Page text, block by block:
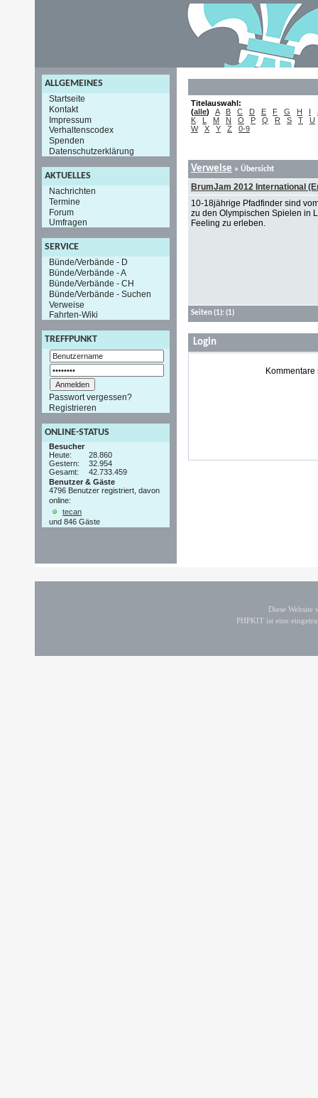
ALLGEMEINES
Startseite
Kontakt
Impressum
Verhaltenscodex
Spenden
Datenschutzerklärung
AKTUELLES
Nachrichten
Termine
Forum
Umfragen
SERVICE
Bünde/Verbände - D
Bünde/Verbände - A
Bünde/Verbände - CH
Bünde/Verbände - Suchen
Verweise
Fahrten-Wiki
TREFFPUNKT
Passwort vergessen?
Registrieren
ONLINE-STATUS
Besucher
Heute:
28.860
Gestern:
32.954
Gesamt:
42.733.459
Benutzer & Gäste
4796 Benutzer registriert, davon
online:
tecan
und 846 Gäste
Titelauswahl:
(alle) A B C D E F G H I
K
L M N O P Q R S T
U
W
X Y Z 0-9
Verweise » Übersicht
BrumJam 2012 International
10-18jährige Pfadfinder sind
zu den Olympischen Spielen in
Feeling zu erleben.
Seiten(1): (1)
Login
Diese
PHPKIT ist eine